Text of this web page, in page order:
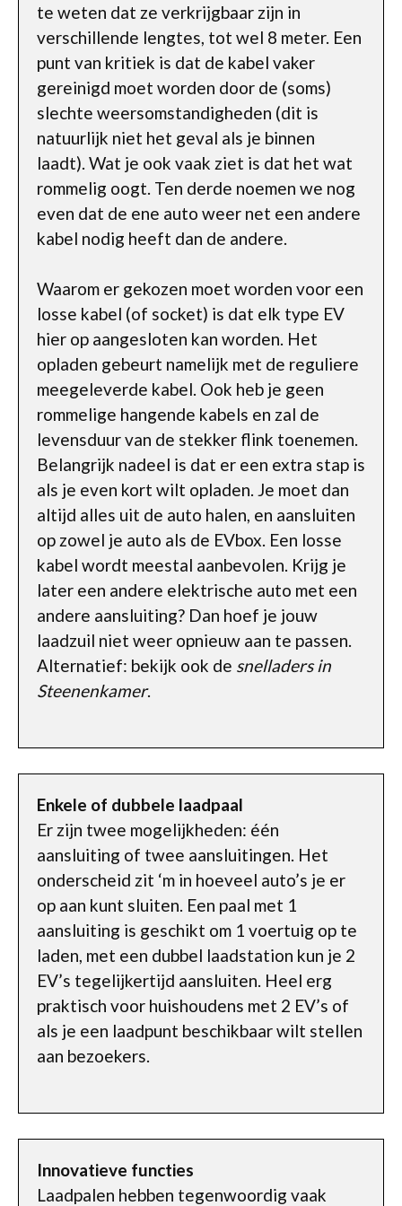
te weten dat ze verkrijgbaar zijn in
verschillende lengtes, tot wel 8 meter. Een
punt van kritiek is dat de kabel vaker
gereinigd moet worden door de (soms)
slechte weersomstandigheden (dit is
natuurlijk niet het geval als je binnen
laadt). Wat je ook vaak ziet is dat het wat
rommelig oogt. Ten derde noemen we nog
even dat de ene auto weer net een andere
kabel nodig heeft dan de andere.
Waarom er gekozen moet worden voor een
losse kabel (of socket) is dat elk type EV
hier op aangesloten kan worden. Het
opladen gebeurt namelijk met de reguliere
meegeleverde kabel. Ook heb je geen
rommelige hangende kabels en zal de
levensduur van de stekker flink toenemen.
Belangrijk nadeel is dat er een extra stap is
als je even kort wilt opladen. Je moet dan
altijd alles uit de auto halen, en aansluiten
op zowel je auto als de EVbox. Een losse
kabel wordt meestal aanbevolen. Krijg je
later een andere elektrische auto met een
andere aansluiting? Dan hoef je jouw
laadzuil niet weer opnieuw aan te passen.
Alternatief: bekijk ook de snelladers in
Steenenkamer.
Enkele of dubbele laadpaal
Er zijn twee mogelijkheden: één
aansluiting of twee aansluitingen. Het
onderscheid zit ‘m in hoeveel auto’s je er
op aan kunt sluiten. Een paal met 1
aansluiting is geschikt om 1 voertuig op te
laden, met een dubbel laadstation kun je 2
EV’s tegelijkertijd aansluiten. Heel erg
praktisch voor huishoudens met 2 EV’s of
als je een laadpunt beschikbaar wilt stellen
aan bezoekers.
Innovatieve functies
Laadpalen hebben tegenwoordig vaak